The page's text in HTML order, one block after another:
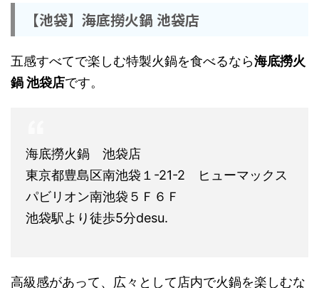
【池袋】海底撈火鍋 池袋店
五感すべてで楽しむ特製火鍋を食べるなら海底撈火
鍋 池袋店です。
海底撈火鍋 池袋店
東京都豊島区南池袋１-21-2 ヒューマックス
パビリオン南池袋５Ｆ６Ｆ
池袋駅より徒歩5分desu.
高級感があって、広々として店内で火鍋を楽しむな